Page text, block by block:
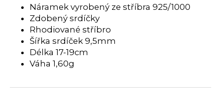
Náramek vyrobený ze stříbra 925/1000
Zdobený srdíčky
Rhodiované stříbro
Šířka srdíček 9,5mm
Délka 17-19cm
Váha 1,60g